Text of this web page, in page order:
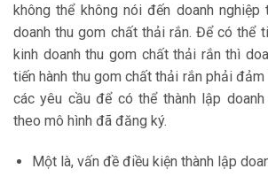
không thể không nói đến doanh nghiệp
doanh thu gom chất thải rắn. Để có thể
kinh doanh thu gom chất thải rắn thì
tiến hành thu gom chất thải rắn phải
các yêu cầu để có thể thành lập
theo mô hình đã đăng ký.
Một là, vấn đề điều kiện thành lập